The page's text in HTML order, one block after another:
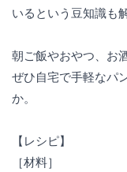
いるという豆知識も
朝ご飯やおやつ、お
ぜひ自宅で手軽なパ
か。
【レシピ】
［材料］